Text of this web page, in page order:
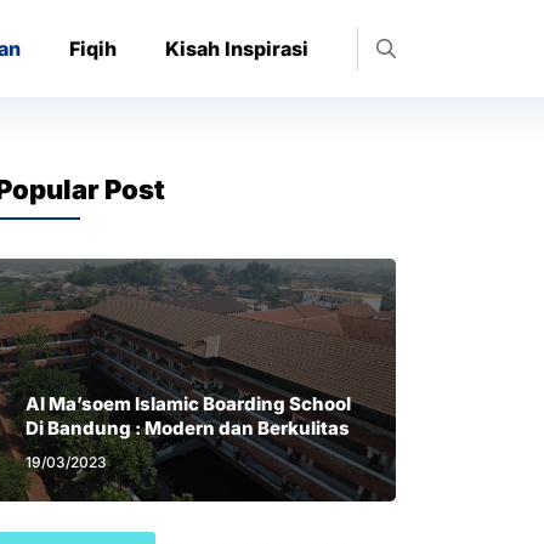
Fiqih Kisah Inspirasi
Post
Al Ma’soem Islamic Boarding School
Di Bandung : Modern dan Berkulitas
19/03/2023